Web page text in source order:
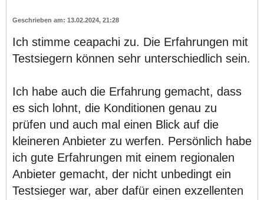
13.02.2024, 21:28
Ich stimme ceapachi zu. Die Erfahrungen mit
Testsiegern können sehr unterschiedlich sein.
Ich habe auch die Erfahrung gemacht, dass
es sich lohnt, die Konditionen genau zu
prüfen und auch mal einen Blick auf die
kleineren Anbieter zu werfen. Persönlich habe
ich gute Erfahrungen mit einem regionalen
Anbieter gemacht, der nicht unbedingt ein
Testsieger war, aber dafür einen exzellenten